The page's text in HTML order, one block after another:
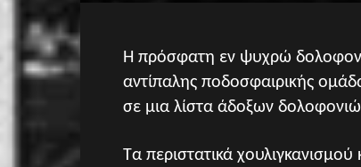
Η πρόσφατη εν ψυχρώ
αντίπαλης ποδοσφαιρικής
σε μια λίστα άδοξων
Τα περιστατικά